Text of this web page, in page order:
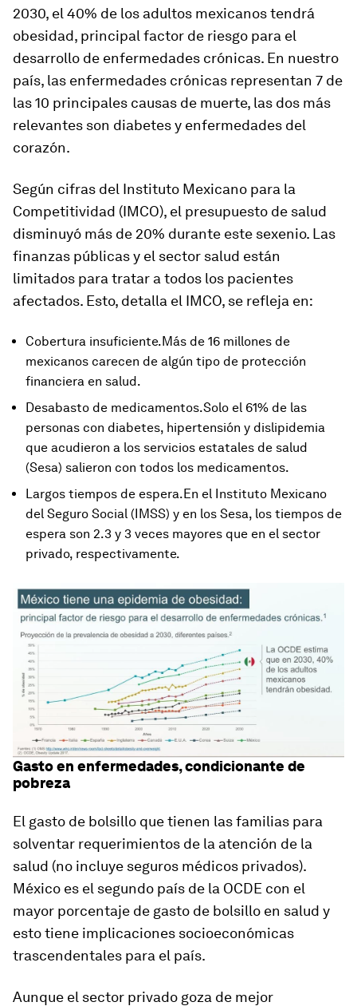
2030, el 40% de los adultos mexicanos tendrá
obesidad, principal factor de riesgo para el
desarrollo de enfermedades crónicas. En nuestro
país, las enfermedades crónicas representan 7 de
las 10 principales causas de muerte, las dos más
relevantes son diabetes y enfermedades del
corazón.
Según cifras del Instituto Mexicano para la
Competitividad (IMCO), el presupuesto de salud
disminuyó más de 20% durante este sexenio. Las
finanzas públicas y el sector salud están
limitados para tratar a todos los pacientes
afectados. Esto, detalla el IMCO, se refleja en:
Cobertura insuficiente.Más de 16 millones de
mexicanos carecen de algún tipo de protección
financiera en salud.
Desabasto de medicamentos.Solo el 61% de las
personas con diabetes, hipertensión y dislipidemia
que acudieron a los servicios estatales de salud
(Sesa) salieron con todos los medicamentos.
Largos tiempos de espera.En el Instituto Mexicano
del Seguro Social (IMSS) y en los Sesa, los tiempos de
espera son 2.3 y 3 veces mayores que en el sector
privado, respectivamente.
Gasto en enfermedades, condicionante de
pobreza
El gasto de bolsillo que tienen las familias para
solventar requerimientos de la atención de la
salud (no incluye seguros médicos privados).
México es el segundo país de la OCDE con el
mayor porcentaje de gasto de bolsillo en salud y
esto tiene implicaciones socioeconómicas
trascendentales para el país.
Aunque el sector privado goza de mejor